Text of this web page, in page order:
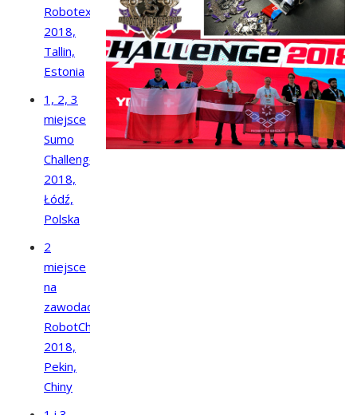
Robotex
2018,
Tallin,
Estonia
1, 2, 3
miejsce
Sumo
Challenge
2018,
Łódź,
Polska
2
miejsce
na
zawodach
RobotChallenge
2018,
Pekin,
Chiny